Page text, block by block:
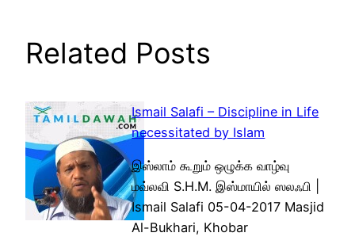
Related Posts
Ismail Salafi – Discipline in Life
necessitated by Islam
இஸ்லாம் கூறும் ஒழுக்க வாழ்வு
மவ்லவி S.H.M. இஸ்மாயில் ஸலஃபி |
Ismail Salafi 05-04-2017 Masjid
Al-Bukhari, Khobar